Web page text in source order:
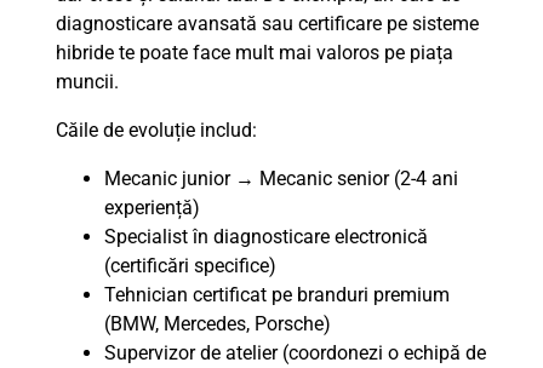
diagnosticare avansată sau certificare pe sisteme
hibride te poate face mult mai valoros pe piața
muncii.
Căile de evoluție includ:
Mecanic junior → Mecanic senior (2-4 ani
experiență)
Specialist în diagnosticare electronică
(certificări specifice)
Tehnician certificat pe branduri premium
(BMW, Mercedes, Porsche)
Supervizor de atelier (coordonezi o echipă de